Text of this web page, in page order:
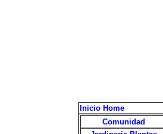
Inicio Home
Comunidad